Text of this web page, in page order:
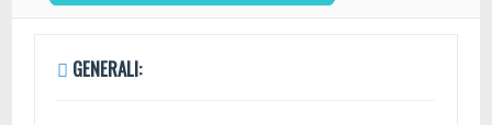
GENERALI: